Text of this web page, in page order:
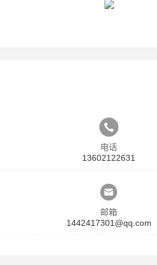
电话
13602122631
邮箱
1442417301@qq.com